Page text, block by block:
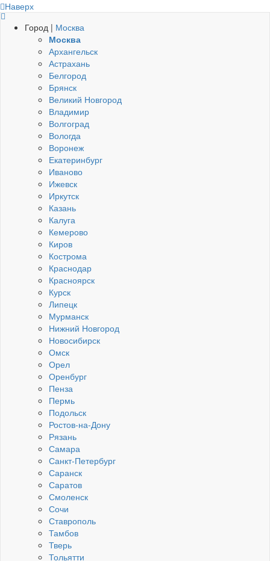
Наверх
Город | Москва
Москва
Архангельск
Астрахань
Белгород
Брянск
Великий Новгород
Владимир
Волгоград
Вологда
Воронеж
Екатеринбург
Иваново
Ижевск
Иркутск
Казань
Калуга
Кемерово
Киров
Кострома
Краснодар
Красноярск
Курск
Липецк
Мурманск
Нижний Новгород
Новосибирск
Омск
Орел
Оренбург
Пенза
Пермь
Подольск
Ростов-на-Дону
Рязань
Самара
Санкт-Петербург
Саранск
Саратов
Смоленск
Сочи
Ставрополь
Тамбов
Тверь
Тольятти